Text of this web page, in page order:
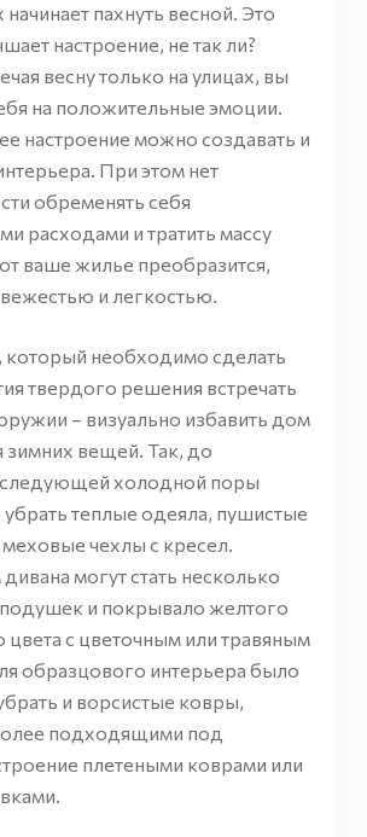
начинает пахнуть весной. Это
настроение, не так ли?
весну только на улицах, вы
на положительные эмоции.
настроение можно создавать и
При этом нет
обременять себя
расходами и тратить массу
ваше жилье преобразится,
и легкостью.
необходимо сделать
твердого решения встречать
– визуально избавить дом
зимних вещей. Так, до
следующей холодной поры
теплые одеяла, пушистые
чехлы с кресел.
могут стать несколько
и покрывало желтого
цвета с цветочным или травяным
образцового интерьера было
и ворсистые ковры,
подходящими под
плетеными коврами или